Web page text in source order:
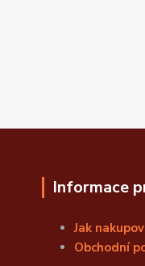
Informace
Jak
Obchodní